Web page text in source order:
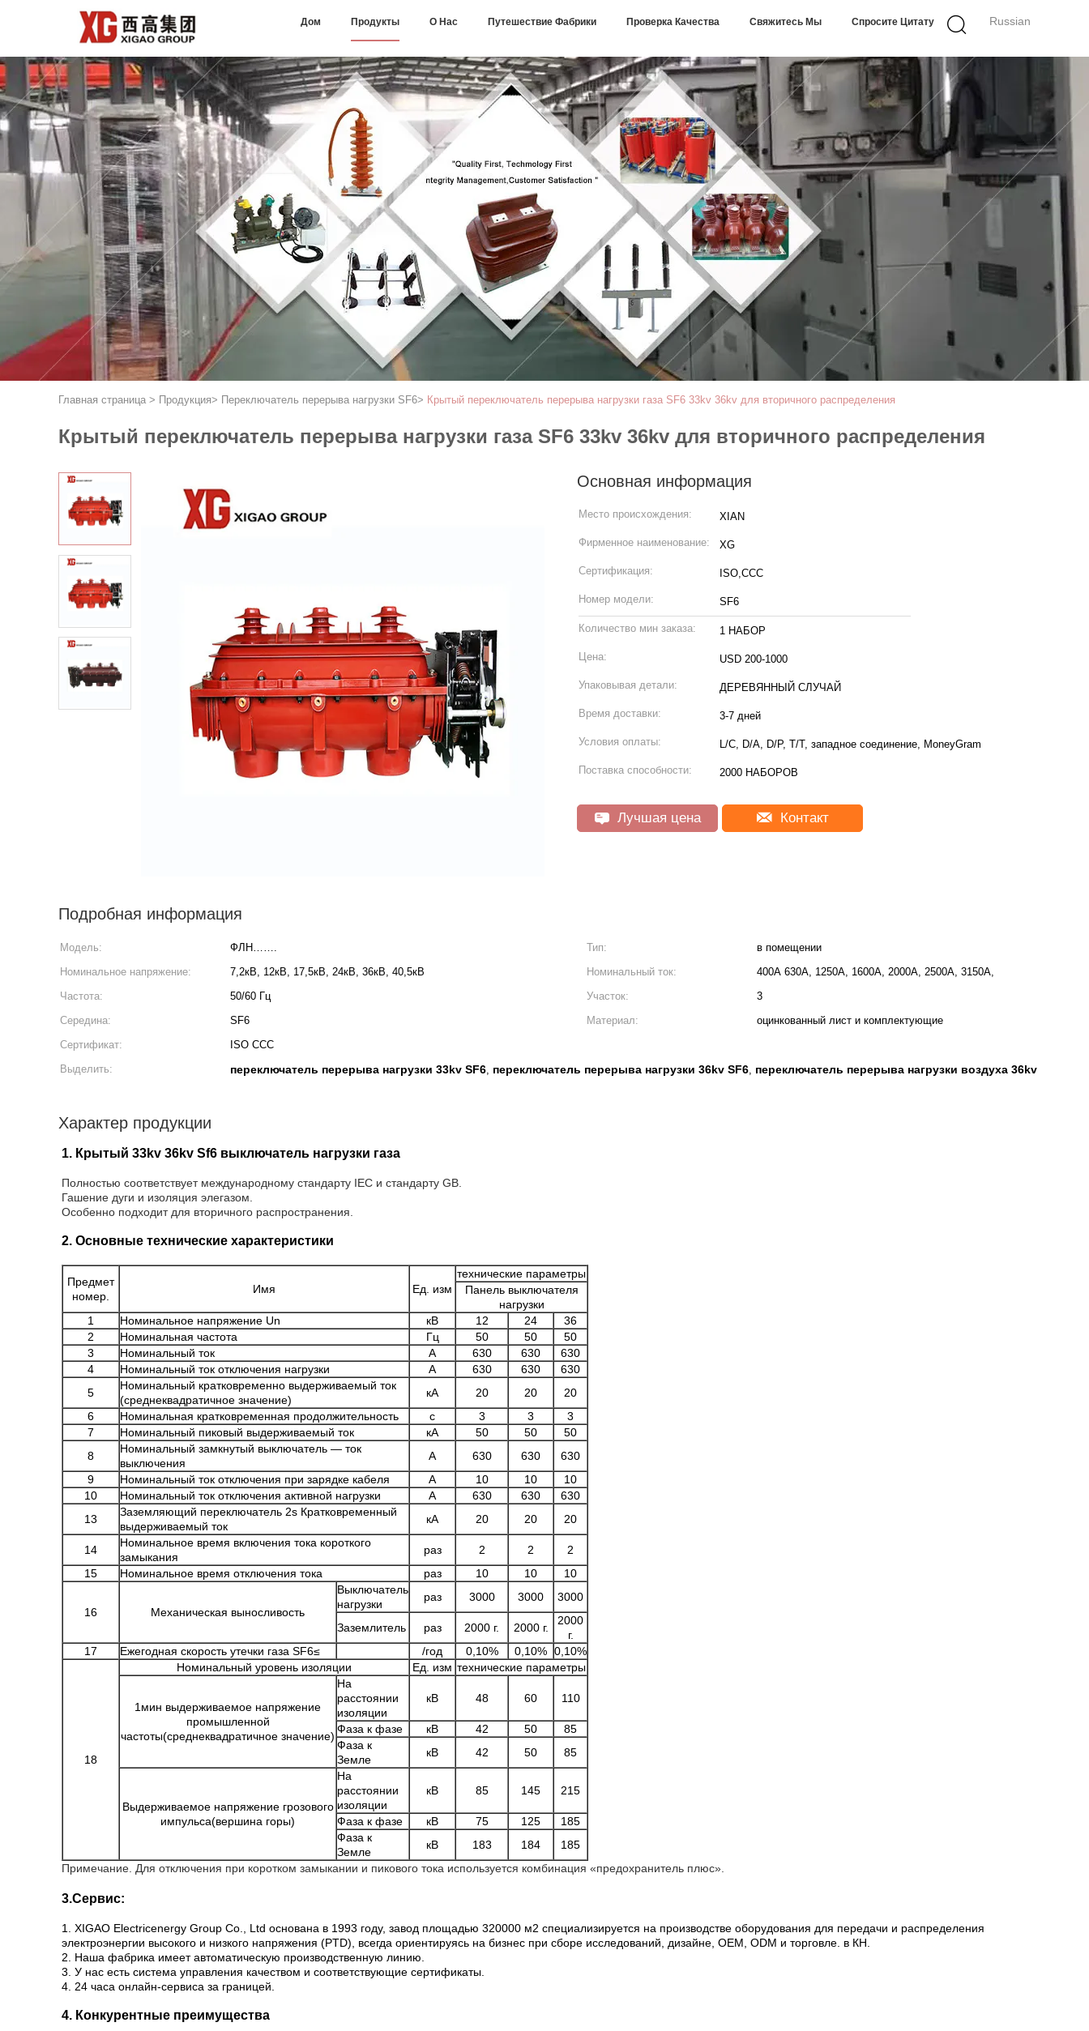
Russian
Дом Продукты О Нас Путешествие Фабрики Проверка Качества Свяжитесь Мы Спросите Цитату
Главная страница > Продукция> Переключатель перерыва нагрузки SF6> Крытый переключатель перерыва нагрузки газа SF6 33kv 36kv для вторичного распределения
Крытый переключатель перерыва нагрузки газа SF6 33kv 36kv для вторичного распределения
Основная информация
Место происхождения: XIAN
Фирменное наименование: XG
Сертификация: ISO,CCC
Номер модели: SF6
Количество мин заказа: 1 НАБОР
Цена: USD 200-1000
Упаковывая детали: ДЕРЕВЯННЫЙ СЛУЧАЙ
Время доставки: 3-7 дней
Условия оплаты: L/C, D/A, D/P, T/T, западное соединение, MoneyGram
Поставка способности: 2000 НАБОРОВ
Лучшая цена Контакт
Подробная информация
Модель: ФЛН……. Тип:
в помещении
Номинальное напряжение:
7,2кВ, 12кВ, 17,5кВ, 24кВ, 36кВ, 40,5кВ Номинальный ток:
400А 630А, 1250А, 1600А, 2000А, 2500А, 3150А,
Частота:
50/60 Гц Участок:
3
Середина:
SF6 Материал:
оцинкованный лист и комплектующие
Сертификат:
ISO CCC
Выделить:
переключатель перерыва нагрузки 33kv SF6, переключатель перерыва нагрузки 36kv SF6, переключатель перерыва нагрузки воздуха 36kv
Характер продукции
1. Крытый 33kv 36kv Sf6 выключатель нагрузки газа
Полностью соответствует международному стандарту IEC и стандарту GB.
Гашение дуги и изоляция элегазом.
Особенно подходит для вторичного распространения.
2. Основные технические характеристики
Предмет
номер.
Имя Ед. изм
технические параметры
Панель выключателя
нагрузки
1
Номинальное напряжение Un кВ 12 24
36
2
Номинальная частота Гц 50 50
50
3
Номинальный ток А 630 630
630
4
Номинальный ток отключения нагрузки А 630 630
630
5
Номинальный кратковременно выдерживаемый ток
(среднеквадратичное значение)
кА 20 20
20
6
Номинальная кратковременная продолжительность с 3 3
3
7
Номинальный пиковый выдерживаемый ток кА 50 50
50
8
Номинальный замкнутый выключатель — ток
выключения
А 630 630
630
9
Номинальный ток отключения при зарядке кабеля А 10 10
10
10
Номинальный ток отключения активной нагрузки А 630 630
630
13
Заземляющий переключатель 2s Кратковременный
выдерживаемый ток
кА 20 20 20
14
Номинальное время включения тока короткого
замыкания
раз 2 2
2
15
Номинальное время отключения тока раз 10 10 10
16 Механическая выносливость
Выключатель
нагрузки
раз 3000 3000 3000
Заземлитель раз 2000 г. 2000 г.
2000
г.
17
Ежегодная скорость утечки газа SF6≤ /год 0,10% 0,10% 0,10%
18
Номинальный уровень изоляции Ед. изм технические параметры
1мин выдерживаемое напряжение
промышленной
частоты(среднеквадратичное значение)
На
расстоянии
изоляции
кВ 48 60 110
Фаза к фазе кВ 42 50
85
Фаза к
Земле
кВ 42 50 85
Выдерживаемое напряжение грозового
импульса(вершина горы)
На
расстоянии
изоляции
кВ 85 145 215
Фаза к фазе кВ 75 125
185
Фаза к
Земле
кВ 183 184
185
Примечание. Для отключения при коротком замыкании и пикового тока используется комбинация «предохранитель плюс».
3.Сервис:
1. XIGAO Electricenergy Group Co., Ltd основана в 1993 году, завод площадью 320000 м2 специализируется на производстве оборудования для передачи и распределения
электроэнергии высокого и низкого напряжения (PTD), всегда ориентируясь на бизнес при сборе исследований, дизайне, OEM, ODM и торговле. в КН.
2. Наша фабрика имеет автоматическую производственную линию.
3. У нас есть система управления качеством и соответствующие сертификаты.
4. 24 часа онлайн-сервиса за границей.
4. Конкурентные преимущества